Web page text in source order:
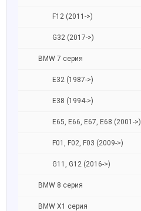
F12 (2011->)
G32 (2017->)
BMW 7 серия
E32 (1987->)
E38 (1994->)
E65, E66, E67, E68 (2001->)
F01, F02, F03 (2009->)
G11, G12 (2016->)
BMW 8 серия
BMW X1 серия